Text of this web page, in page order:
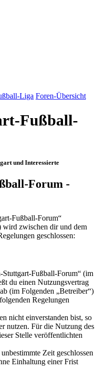
Liga Foren-Übersicht
Fußball-
und Interessierte
Forum -
Fußball-Forum“
wird zwischen dir und dem
geschlossen:
Fußball-Forum“ (im
du einen Nutzungsvertrag
(im Folgenden „Betreiber“)
Regelungen
nicht einverstanden bist, so
nutzen. Für die Nutzung des
Stelle veröffentlichten
Zeit geschlossen
Einhaltung einer Frist